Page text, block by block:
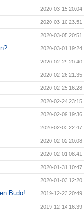
2020-03-15 20:04
2020-03-10 23:51
2020-03-05 20:51
2020-03-01 19:24
2020-02-29 20:40
2020-02-26 21:35
2020-02-25 16:28
2020-02-24 23:15
2020-02-09 19:36
2020-02-03 22:47
2020-02-02 20:08
2020-02-01 08:41
2020-01-31 10:47
2020-01-03 12:20
Budo! 2019-12-23 20:49
2019-12-14 16:39